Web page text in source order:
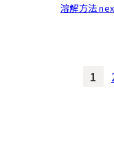
溶解方法
1